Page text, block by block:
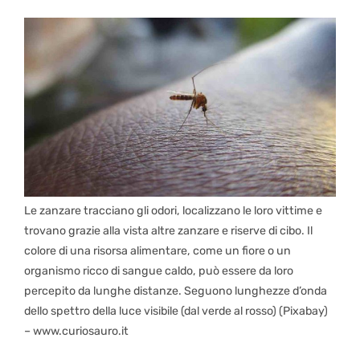
Le zanzare tracciano gli odori, localizzano le loro vittime e
trovano grazie alla vista altre zanzare e riserve di cibo. Il
colore di una risorsa alimentare, come un fiore o un
organismo ricco di sangue caldo, può essere da loro
percepito da lunghe distanze. Seguono lunghezze d’onda
dello spettro della luce visibile (dal verde al rosso) (Pixabay)
– www.curiosauro.it